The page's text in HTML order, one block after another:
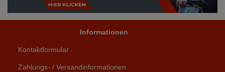
Informationen
Kontaktformular
Zahlungs- / Versandinformationen